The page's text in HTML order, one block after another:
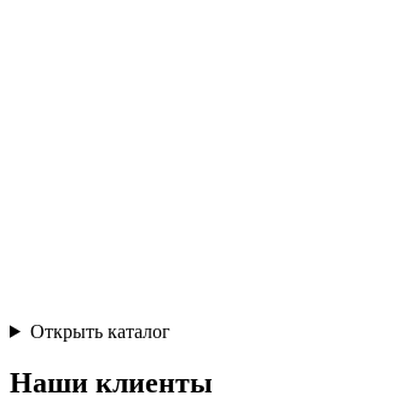
Открыть каталог
Наши клиенты